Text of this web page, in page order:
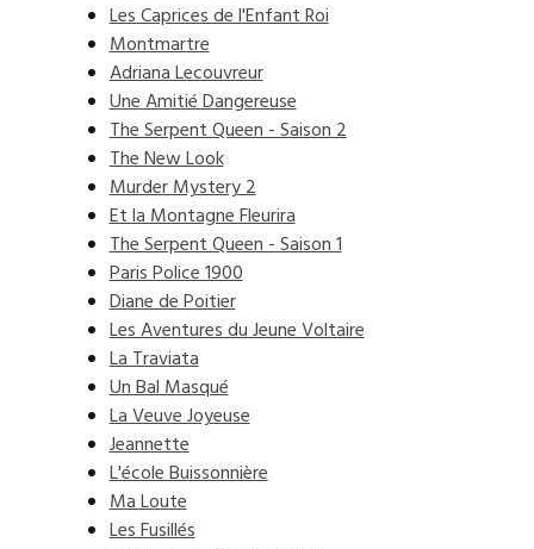
Les Caprices de l'Enfant Roi
Montmartre
Adriana Lecouvreur
Une Amitié Dangereuse
The Serpent Queen - Saison 2
The New Look
Murder Mystery 2
Et la Montagne Fleurira
The Serpent Queen - Saison 1
Paris Police 1900
Diane de Poitier
Les Aventures du Jeune Voltaire
La Traviata
Un Bal Masqué
La Veuve Joyeuse
Jeannette
L'école Buissonnière
Ma Loute
Les Fusillés